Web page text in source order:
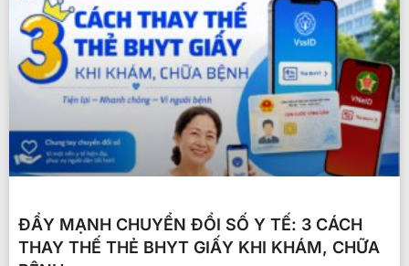
ĐẨY MẠNH CHUYỂN ĐỔI SỐ Y TẾ: 3 CÁCH
THAY THẾ THẺ BHYT GIẤY KHI KHÁM, CHỮA